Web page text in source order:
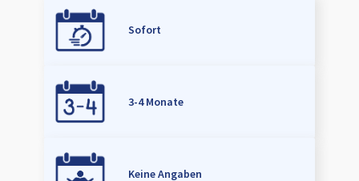
Sofort
3-4 Monate
Keine Angaben